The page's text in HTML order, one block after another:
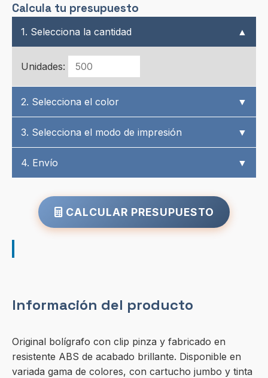
Calcula tu presupuesto
1. Selecciona la cantidad ▲
Unidades:
2. Selecciona el color ▼
3. Selecciona el modo de impresión ▼
4. Envío ▼
CALCULAR PRESUPUESTO
Información del producto
Original bolígrafo con clip pinza y fabricado en
resistente ABS de acabado brillante. Disponible en
variada gama de colores, con cartucho jumbo y tinta